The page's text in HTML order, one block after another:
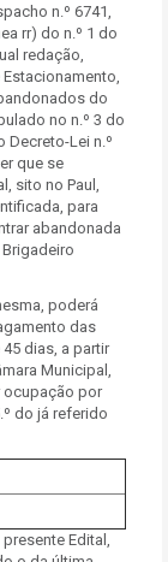
n.º 6741,
rr) do n.º 1 do
redação,
do
no n.º 3 do
Decreto-Lei n.º
que se
sito no Paul,
para
abandonada
poderá
das
dias, a partir
Municipal,
ocupação por
do já referido
Edital,